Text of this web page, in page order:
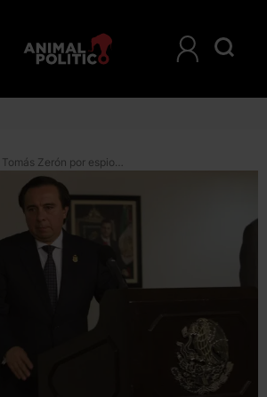
FGR investiga a Tomás Zerón por espionaje con Pegasus contra funcionarios de Seguridad